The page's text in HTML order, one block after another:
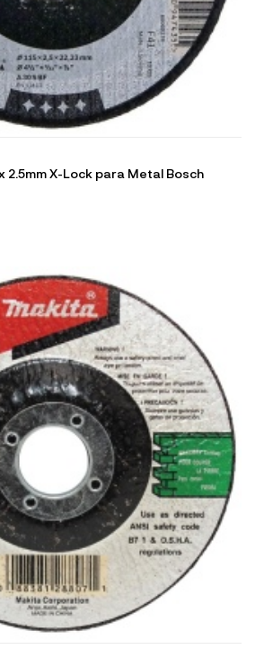
2.5mm X-Lock para Metal Bosch